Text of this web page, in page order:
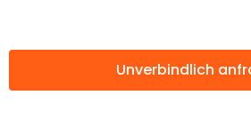
Unverbindlich